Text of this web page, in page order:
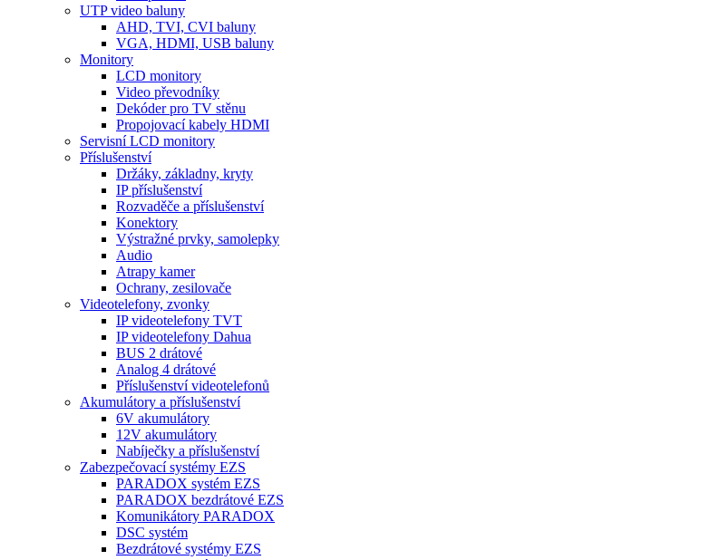
UTP video baluny
AHD, TVI, CVI baluny
VGA, HDMI, USB baluny
Monitory
LCD monitory
Video převodníky
Dekóder pro TV stěnu
Propojovací kabely HDMI
Servisní LCD monitory
Příslušenství
Držáky, základny, kryty
IP příslušenství
Rozvaděče a příslušenství
Konektory
Výstražné prvky, samolepky
Audio
Atrapy kamer
Ochrany, zesilovače
Videotelefony, zvonky
IP videotelefony TVT
IP videotelefony Dahua
BUS 2 drátové
Analog 4 drátové
Příslušenství videotelefonů
Akumulátory a příslušenství
6V akumulátory
12V akumulátory
Nabíječky a příslušenství
Zabezpečovací systémy EZS
PARADOX systém EZS
PARADOX bezdrátové EZS
Komunikátory PARADOX
DSC systém
Bezdrátové systémy EZS